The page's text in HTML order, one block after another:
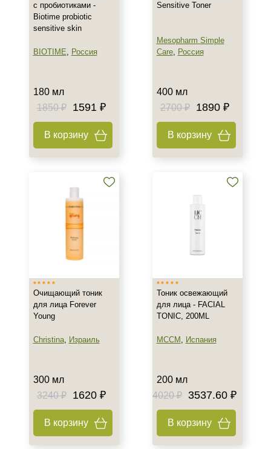
Любой возраст (от 18 лет)
После 20
Действие
Матирование
Осветление
Показать еще
Назначение против
Воспаление
Гиперкератоз
Обновление клеток
Показать еще
Область применения
Декольте
Лицо
Показать еще
Объём
с пробиотиками -
Biotime probiotic
sensitive skin
BIOTIME, Россия
180 мл
1850 ₽
1591 ₽
В корзину
Sensitive Toner
Mesopharm Simple
Care, Россия
400 мл
2700 ₽
1890 ₽
В корзину
Очищающий тоник
для лица Forever
Young
Christina, Израиль
300 мл
3240 ₽
1620 ₽
В корзину
Тоник освежающий
для лица - FACIAL
TONIC, 200ML
MCCM , Испания
200 мл
4020 ₽
3537.60 ₽
В корзину